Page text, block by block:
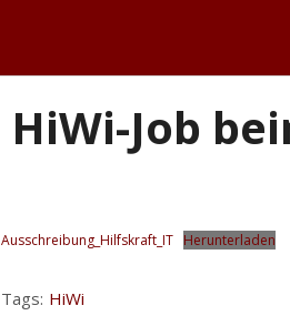
HiWi-Job
Ausschreibung_Hilfskraft_IT Herunterladen
Tags: HiWi